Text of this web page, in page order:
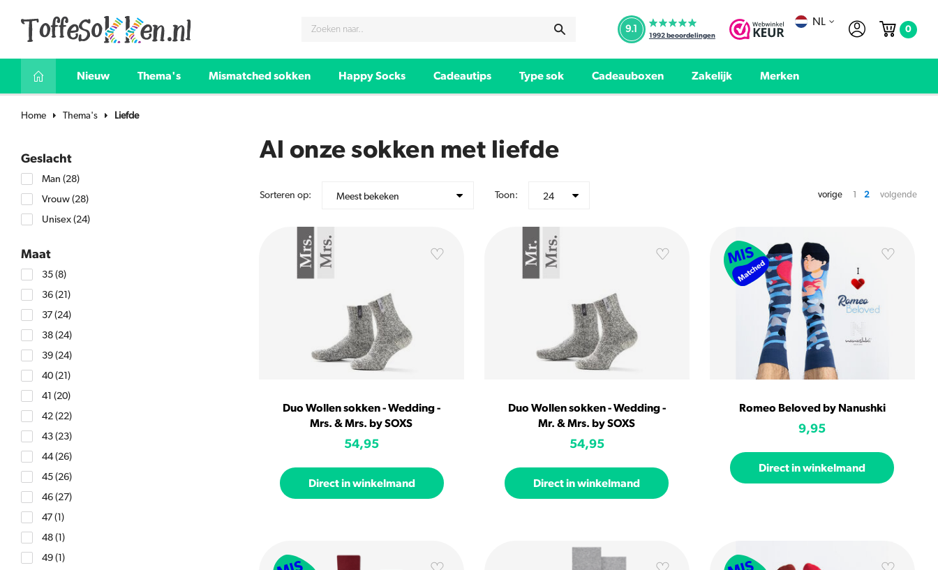
9.1
1992beoordelingen
NL
0
Nieuw Thema's Mismatched sokken Happy Socks Cadeautips Type sok Cadeauboxen Zakelijk Merken
Home Thema's Liefde
Geslacht
Man(28)
Vrouw(28)
Unisex(24)
Maat
35(8)
36(21)
37(24)
38(24)
39(24)
40(21)
41(20)
42(22)
43(23)
44(26)
45(26)
46(27)
47(1)
48(1)
49(1)
Al onze sokken met liefde
Sorteren op: Meest bekeken Toon: 24 vorige 1 2 volgende
Duo Wollen sokken - Wedding -
Mrs. & Mrs. by SOXS
54,95
Direct in winkelmand
Duo Wollen sokken - Wedding -
Mr. & Mrs. by SOXS
54,95
Direct in winkelmand
Romeo Beloved by Nanushki
9,95
Direct in winkelmand